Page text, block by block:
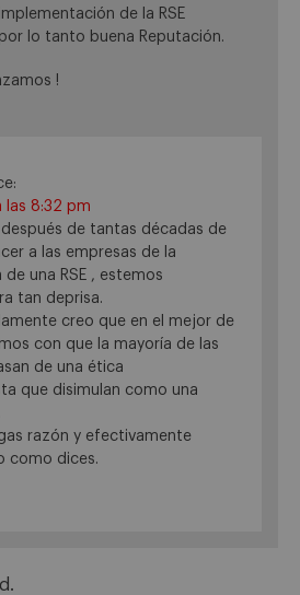
de la RSE
lo tanto buena Reputación.
!
las 8:32 pm
después de tantas décadas de
a las empresas de la
una RSE , estemos
tan deprisa.
creo que en el mejor de
con que la mayoría de las
de una ética
que disimulan como una
razón y efectivamente
como dices.